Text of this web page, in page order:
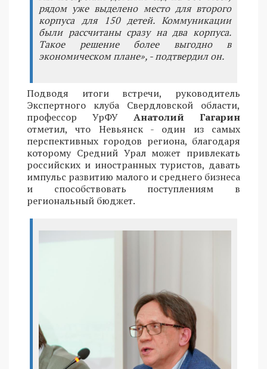
рядом уже выделено место для второго
корпуса для 150 детей. Коммуникации
были рассчитаны сразу на два корпуса.
Такое решение более выгодно в
экономическом плане», - подтвердил он.
Подводя итоги встречи, руководитель
Экспертного клуба Свердловской области,
профессор УрФУ Анатолий Гагарин
отметил, что Невьянск - один из самых
перспективных городов региона, благодаря
которому Средний Урал может привлекать
российских и иностранных туристов, давать
импульс развитию малого и среднего бизнеса
и способствовать поступлениям в
региональный бюджет.